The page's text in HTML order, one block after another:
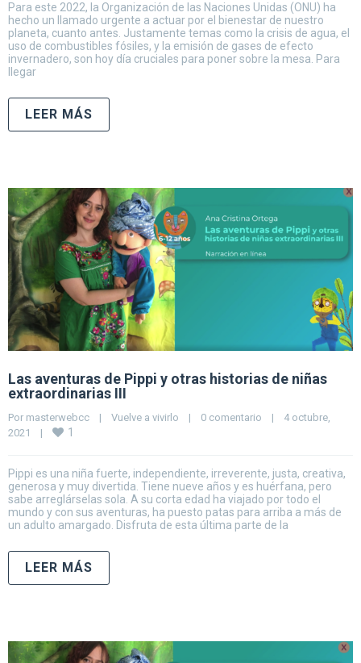
Para este 2022, la Organización de las Naciones Unidas (ONU) ha
hecho un llamado urgente a actuar por el bienestar de nuestro
planeta, cuanto antes. Justamente temas como la crisis de agua, el
uso de combustibles fósiles, y la emisión de gases de efecto
invernadero, son hoy día cruciales para poner sobre la mesa. Para
llegar
LEER MÁS
Las aventuras de Pippi y otras historias de niñas
extraordinarias III
Por masterwebcc | Vuelve a vivirlo | 0 comentario |
4 octubre,
2021 | 1
Pippi es una niña fuerte, independiente, irreverente, justa, creativa,
generosa y muy divertida. Tiene nueve años y es huérfana, pero
sabe arreglárselas sola. A su corta edad ha viajado por todo el
mundo y con sus aventuras, ha puesto patas para arriba a más de
un adulto amargado. Disfruta de esta última parte de la
LEER MÁS